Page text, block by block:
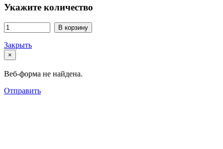
Укажите количество
В корзину
Закрыть
×
Веб-форма не найдена.
Отправить